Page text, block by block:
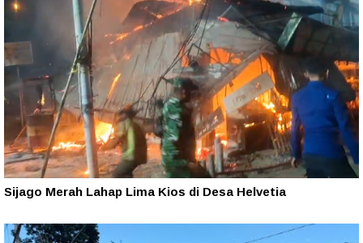
Sijago Merah Lahap Lima Kios di Desa Helvetia